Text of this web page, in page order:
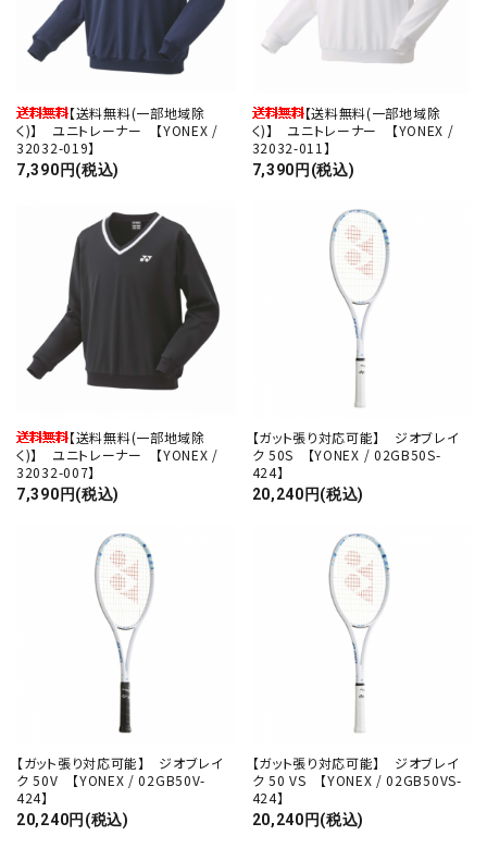
【送料無料(一部地域除
く)】 ユニトレーナー 【YONEX /
32032-019】
7,390円(税込)
【送料無料(一部地域除
く)】 ユニトレーナー 【YONEX /
32032-011】
7,390円(税込)
【送料無料(一部地域除
く)】 ユニトレーナー 【YONEX /
32032-007】
7,390円(税込)
【ガット張り対応可能】 ジオブレイ
ク 50S 【YONEX / 02GB50S-
424】
20,240円(税込)
【ガット張り対応可能】 ジオブレイ
ク 50V 【YONEX / 02GB50V-
424】
20,240円(税込)
【ガット張り対応可能】 ジオブレイ
ク 50 VS 【YONEX / 02GB50VS-
424】
20,240円(税込)